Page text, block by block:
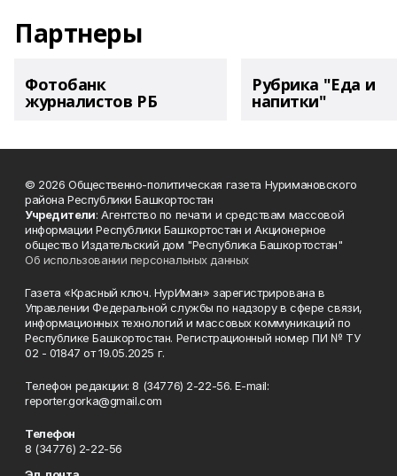
Партнеры
Фотобанк
журналистов РБ
Рубрика "Еда и
напитки"
© 2026 Общественно-политическая газета Нуримановского
района Республики Башкортостан
Учредители: Агентство по печати и средствам массовой
информации Республики Башкортостан и Акционерное
общество Издательский дом "Республика Башкортостан"
Об использовании персональных данных
Газета «Красный ключ. НурИман» зарегистрирована в
Управлении Федеральной службы по надзору в сфере связи,
информационных технологий и массовых коммуникаций по
Республике Башкортостан. Регистрационный номер ПИ № ТУ
02 - 01847 от 19.05.2025 г.
Телефон редакции: 8 (34776) 2-22-56. E-mail:
reporter.gorka@gmail.com
Телефон
8 (34776) 2-22-56